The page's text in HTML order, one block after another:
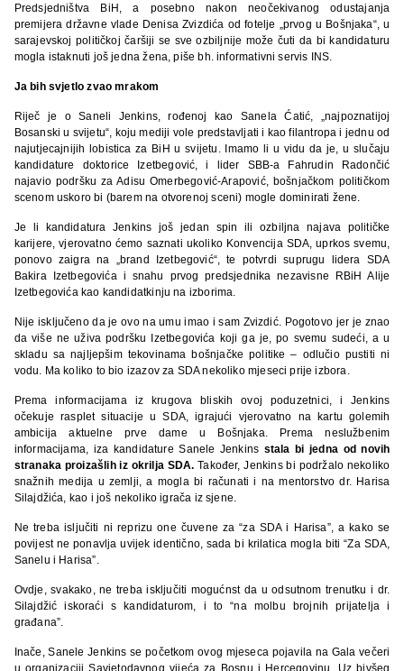
Predsjedništva BiH, a posebno nakon neočekivanog odustajanja
premijera državne vlade Denisa Zvizdića od fotelje „prvog u Bošnjaka“, u
sarajevskoj političkoj čaršiji se sve ozbiljnije može čuti da bi kandidaturu
mogla istaknuti još jedna žena, piše bh. informativni servis INS.
Ja bih svjetlo zvao mrakom
Riječ je o Saneli Jenkins, rođenoj kao Sanela Ćatić, „najpoznatijoj
Bosanski u svijetu“, koju mediji vole predstavljati i kao filantropa i jednu od
najutjecajnijih lobistica za BiH u svijetu. Imamo li u vidu da je, u slučaju
kandidature doktorice Izetbegović, i lider SBB-a Fahrudin Radončić
najavio podršku za Adisu Omerbegović-Arapović, bošnjačkom političkom
scenom uskoro bi (barem na otvorenoj sceni) mogle dominirati žene.
Je li kandidatura Jenkins još jedan spin ili ozbiljna najava političke
karijere, vjerovatno ćemo saznati ukoliko Konvencija SDA, uprkos svemu,
ponovo zaigra na „brand Izetbegović“, te potvrdi suprugu lidera SDA
Bakira Izetbegovića i snahu prvog predsjednika nezavisne RBiH Alije
Izetbegovića kao kandidatkinju na izborima.
Nije isključeno da je ovo na umu imao i sam Zvizdić. Pogotovo jer je znao
da više ne uživa podršku Izetbegovića koji ga je, po svemu sudeći, a u
skladu sa najljepšim tekovinama bošnjačke politike – odlučio pustiti ni
vodu. Ma koliko to bio izazov za SDA nekoliko mjeseci prije izbora.
Prema informacijama iz krugova bliskih ovoj poduzetnici, i Jenkins
očekuje rasplet situacije u SDA, igrajući vjerovatno na kartu golemih
ambicija aktuelne prve dame u Bošnjaka. Prema neslužbenim
informacijama, iza kandidature Sanele Jenkins stala bi jedna od novih
stranaka proizašlih iz okrilja SDA. Također, Jenkins bi podržalo nekoliko
snažnih medija u zemlji, a mogla bi računati i na mentorstvo dr. Harisa
Silajdžića, kao i još nekoliko igrača iz sjene.
Ne treba isljučiti ni reprizu one čuvene za “za SDA i Harisa”, a kako se
povijest ne ponavlja uvijek identično, sada bi krilatica mogla biti “Za SDA,
Sanelu i Harisa”.
Ovdje, svakako, ne treba isključiti mogućnst da u odsutnom trenutku i dr.
Silajdžić iskoraći s kandidaturom, i to “na molbu brojnih prijatelja i
građana”.
Inače, Sanele Jenkins se početkom ovog mjeseca pojavila na Gala večeri
u organizaciji Savjetodavnog vijeća za Bosnu i Hercegovinu. Uz bivšeg